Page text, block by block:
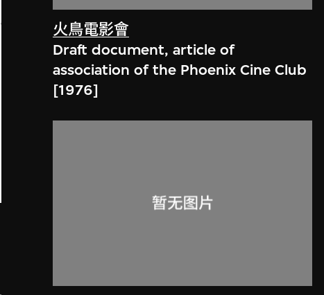
火鳥電影會
Draft document, article of
association of the Phoenix Cine Club
[1976]